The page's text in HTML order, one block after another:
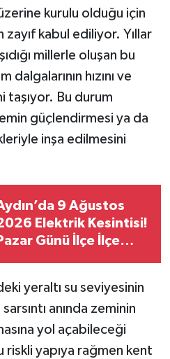
kurulu olduğu için
zayıf kabul ediliyor. Yıllar
millerle oluşan bu
hızını ve
taşıyor. Bu durum
güçlendirmesi ya da
inşa edilmesini
9 Ağustos
Elektrik Kesintisi!
Günü İlçe İlçe
yeraltı su seviyesinin
anında zeminin
yol açabileceği
riskli yapıya rağmen kent